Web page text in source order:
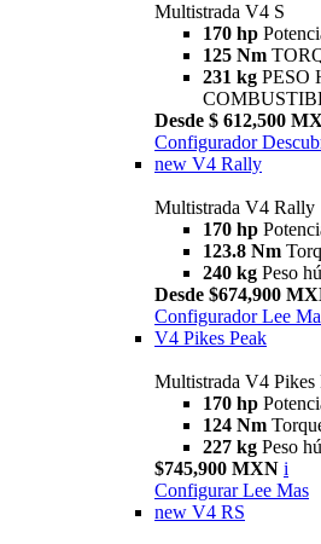
Multistrada V4 S
170 hp
125 Nm
231 kg PESO
Desde $ 612,500
Configurador
new V4 Rally
Multistrada V4 Rally
170 hp
123.8 Nm
240 kg Peso
Desde $674,900
Configurador Lee
V4 Pikes Peak
Multistrada V4 Pikes
170 hp
124 Nm
227 kg Peso
$745,900 MXN i
Configurar Lee Mas
new V4 RS